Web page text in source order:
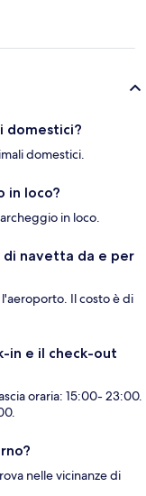
domestici?
domestici.
in loco?
in loco.
di navetta da e per
Il costo è di
in e il check-out
oraria: 15:00- 23:00.
nelle vicinanze di